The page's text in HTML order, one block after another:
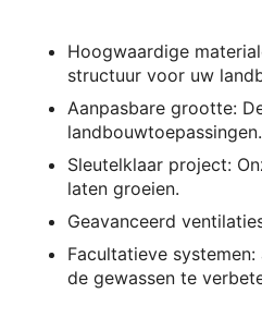
Hoogwaardige
structuur voor uw
Aanpasbare grootte:
landbouwtoepassingen.
Sleutelklaar project:
laten groeien.
Geavanceerd
Facultatieve
de gewassen te